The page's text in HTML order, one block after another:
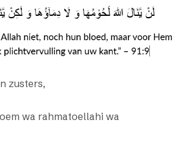
zusters,
wa rahmatoellahi wa